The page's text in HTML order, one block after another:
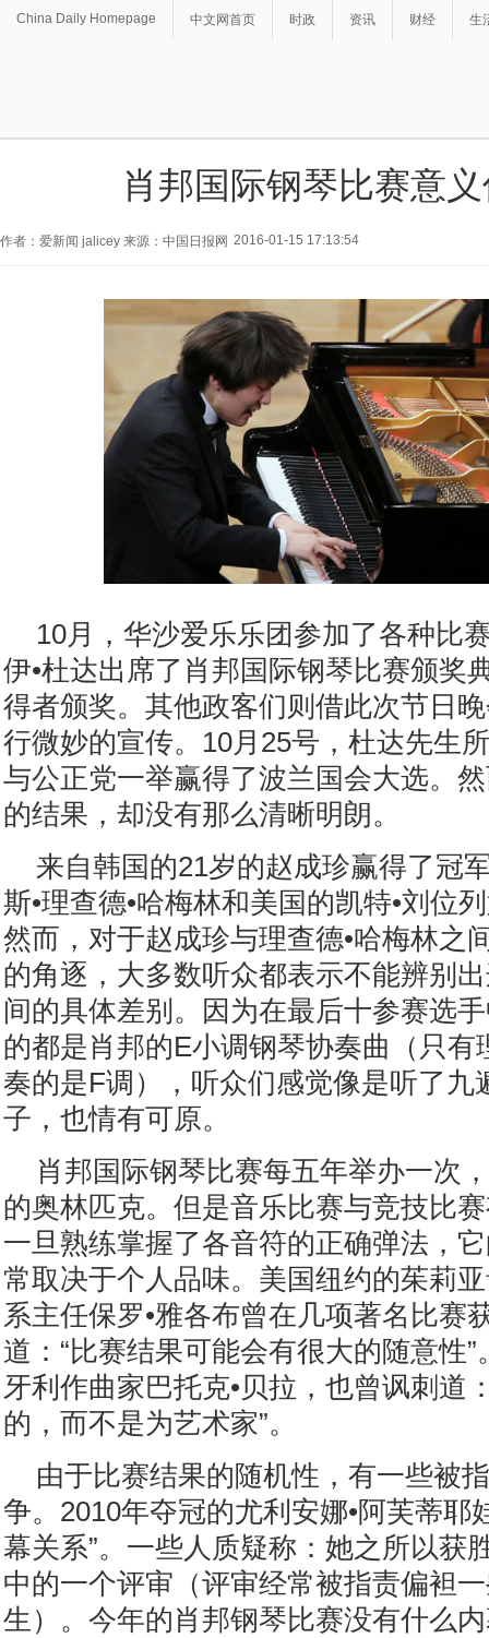
China Daily Homepage 中文网首页 时政 资讯 财经 生
肖邦国际钢琴比赛意
作者：爱新闻 jalicey 来源：中国日报网 2016-01-15 17:13:54
10月，华沙爱乐乐团参加了各种比
伊•杜达出席了肖邦国际钢琴比赛颁奖
得者颁奖。其他政客们则借此次节日
行微妙的宣传。10月25号，杜达先生
与公正党一举赢得了波兰国会大选。
的结果，却没有那么清晰明朗。
来自韩国的21岁的赵成珍赢得了冠
斯•理查德•哈梅林和美国的凯特•刘位
然而，对于赵成珍与理查德•哈梅林之
的角逐，大多数听众都表示不能辨别
间的具体差别。因为在最后十参赛选
的都是肖邦的E小调钢琴协奏曲（只有
奏的是F调），听众们感觉像是听了九
子，也情有可原。
肖邦国际钢琴比赛每五年举办一次
的奥林匹克。但是音乐比赛与竞技比
一旦熟练掌握了各音符的正确弹法，
常取决于个人品味。美国纽约的茱莉
系主任保罗•雅各布曾在几项著名比赛
道：“比赛结果可能会有很大的随意性
牙利作曲家巴托克•贝拉，也曾讽刺道
的，而不是为艺术家”。
由于比赛结果的随机性，有一些被
争。2010年夺冠的尤利安娜•阿芙蒂耶
幕关系”。一些人质疑称：她之所以获
中的一个评审（评审经常被指责偏袒
生）。今年的肖邦钢琴比赛没有什么